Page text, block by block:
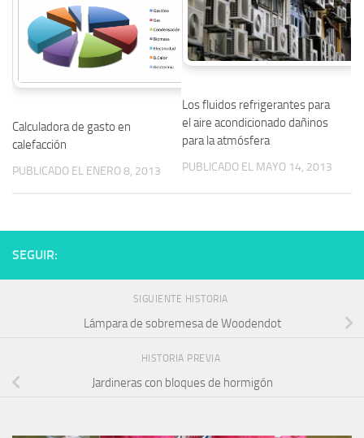
Calculadora de gasto en
calefacción
PUBLICADO EL ENERO 8, 2013
Los fluidos refrigerantes para
el aire acondicionado dañinos
para la atmósfera
PUBLICADO EL MAYO 14, 2013
SEGUIR:
SIGUIENTE HISTORIA
Lámpara de sobremesa de Woodendot
HISTORIA PREVIA
Jardineras con bloques de hormigón